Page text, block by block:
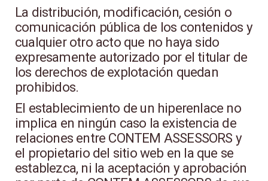
La distribución, modificación, cesión o
comunicación pública de los contenidos y
cualquier otro acto que no haya sido
expresamente autorizado por el titular de
los derechos de explotación quedan
prohibidos.
El establecimiento de un hiperenlace no
implica en ningún caso la existencia de
relaciones entre CONTEM ASSESSORS y
el propietario del sitio web en la que se
establezca, ni la aceptación y aprobación